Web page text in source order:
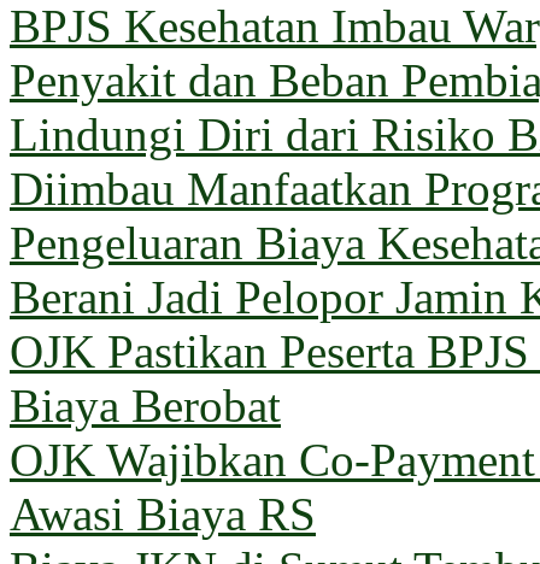
BPJS Kesehatan Imbau
Penyakit dan Beban
Lindungi Diri dari Risiko
Diimbau Manfaatkan
Pengeluaran Biaya
Berani Jadi Pelopor Jamin
OJK Pastikan Peserta
Biaya Berobat
OJK Wajibkan Co-
Awasi Biaya RS